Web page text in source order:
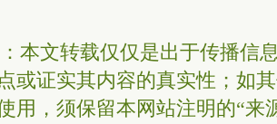
本文转载仅仅是出于传播信
或证实其内容的真实性；如
用，须保留本网站注明的“来